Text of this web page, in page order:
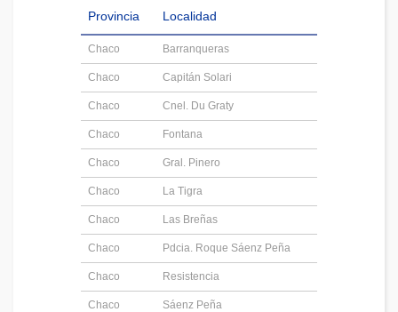
Provincia Localidad
Chaco Barranqueras
Chaco Capitán Solari
Chaco Cnel. Du Graty
Chaco Fontana
Chaco Gral. Pinero
Chaco La Tigra
Chaco Las Breñas
Chaco Pdcia. Roque Sáenz Peña
Chaco Resistencia
Chaco Sáenz Peña